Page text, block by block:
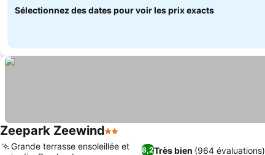
Sélectionnez des dates pour voir les prix exacts
Zeepark Zeewind2 Étoiles
8,2Très bien (964 évaluations)
Grande terrasse ensoleillée et